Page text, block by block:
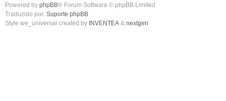
Powered by phpBB® Forum Software © phpBB Limited
Traduzido por: Suporte phpBB
Style we_universal created by INVENTEA & nextgen